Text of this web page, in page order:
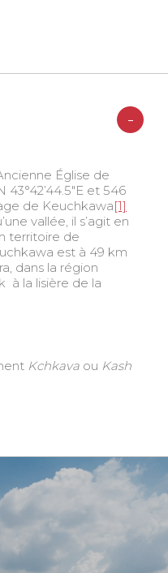
-
Église de
43°42’44.5″E et 546
de Keuchkawa[1]
vallée, il s’agit en
territoire de
est à 49 km
dans la région
à la lisière de la
Kchkava ou Kash